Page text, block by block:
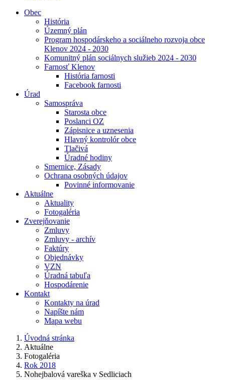
Obec
História
Územný plán
Program hospodárskeho a sociálneho rozvoja obce
Klenov 2024 - 2030
Komunitný plán sociálnych služieb 2024 - 2030
Farnosť Klenov
História farnosti
Facebook farnosti
Úrad
Samospráva
Starosta obce
Poslanci OZ
Zápisnice a uznesenia
Hlavný kontrolór obce
Tlačivá
Úradné hodiny
Smernice, Zásady
Ochrana osobných údajov
Povinné informovanie
Aktuálne
Aktuality
Fotogaléria
Zverejňovanie
Zmluvy
Zmluvy - archív
Faktúry
Objednávky
VZN
Úradná tabuľa
Hospodárenie
Kontakt
Kontakty na úrad
Napíšte nám
Mapa webu
Úvodná stránka
Aktuálne
Fotogaléria
Rok 2018
Nohejbalová vareška v Sedliciach